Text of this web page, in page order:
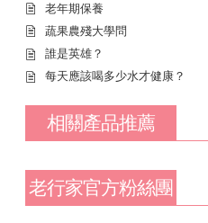
老年期保養
蔬果農殘大學問
誰是英雄？
每天應該喝多少水才健康？
相關產品推薦
老行家官方粉絲團